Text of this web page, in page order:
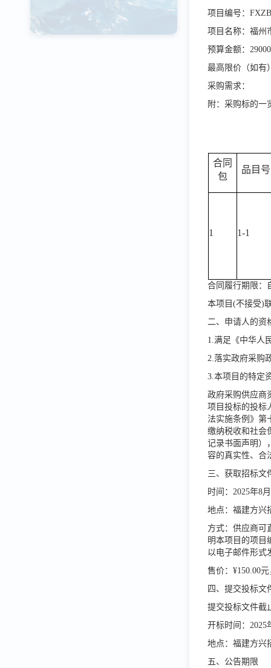
项目编号：
项目名称：福州
预算金额：
最高限价（如有
采购需求：
附：采购标的一
合同
包
品目号
1 1-1
合同履行期限：
本项目(不接受)
二、申请人的资
1.满足《中华人
2.落实政府采购
3.本项目的特定
政府采购供应商
项目投标的投标
法实施条例》第
缴纳税收和社会
记录书面声明）
容的真实性、合
三、获取招标文
时间： 2025年8
地点：福建方兴
方式：供应商可
明本项目的项目
以电子邮件形式
售价：¥150.00
四、提交投标文
提交投标文件截
开标时间： 2025
地点：福建方兴
五、公告期限